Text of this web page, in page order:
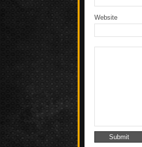
Website